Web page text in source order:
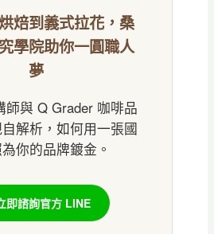
焙到義式拉花，桑
學院助你一圓職人
夢
師與 Q Grader 咖啡品
解析，如何用一張國
你的品牌鍍金。
即諮詢官方 LINE